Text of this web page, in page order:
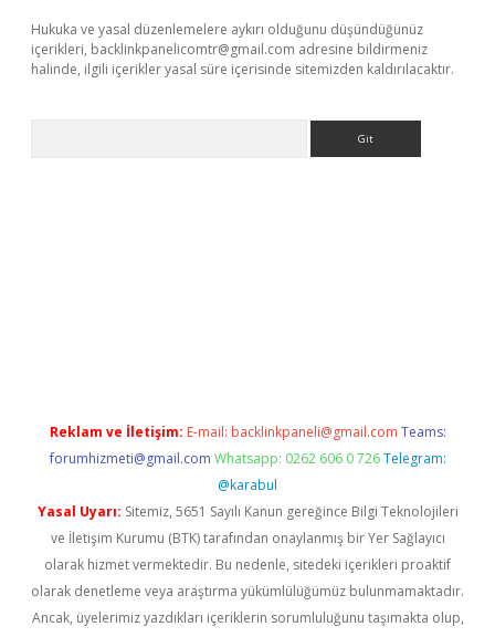
Hukuka ve yasal düzenlemelere aykırı olduğunu düşündüğünüz
içerikleri, backlinkpanelicomtr@gmail.com adresine bildirmeniz
halinde, ilgili içerikler yasal süre içerisinde sitemizden kaldırılacaktır.
Reklam ve İletişim: E-mail: backlinkpaneli@gmail.com Teams:
forumhizmeti@gmail.com Whatsapp: 0262 606 0 726 Telegram:
@karabul
Yasal Uyarı: Sitemiz, 5651 Sayılı Kanun gereğince Bilgi Teknolojileri
ve İletişim Kurumu (BTK) tarafından onaylanmış bir Yer Sağlayıcı
olarak hizmet vermektedir. Bu nedenle, sitedeki içerikleri proaktif
olarak denetleme veya araştırma yükümlülüğümüz bulunmamaktadır.
Ancak, üyelerimiz yazdıkları içeriklerin sorumluluğunu taşımakta olup,